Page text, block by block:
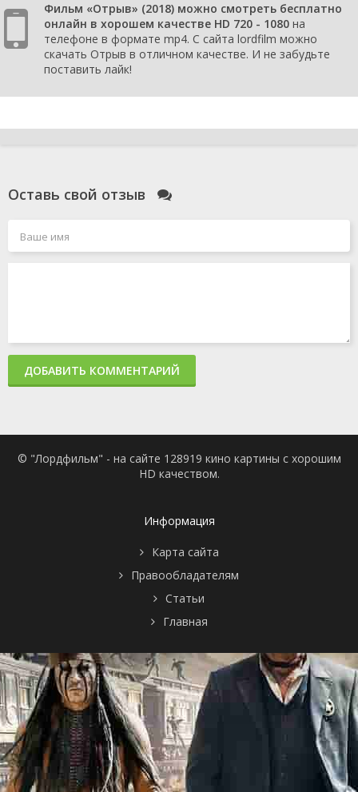
Фильм «Отрыв» (2018) можно смотреть бесплатно
онлайн в хорошем качестве HD 720 - 1080 на
телефоне в формате mp4. С сайта lordfilm можно
скачать Отрыв в отличном качестве. И не забудьте
поставить лайк!
Оставь свой отзыв
ДОБАВИТЬ КОММЕНТАРИЙ
© "Лордфильм" - на сайте 128919 кино картины с хорошим
HD качеством.
Информация
Карта сайта
Правообладателям
Статьи
Главная